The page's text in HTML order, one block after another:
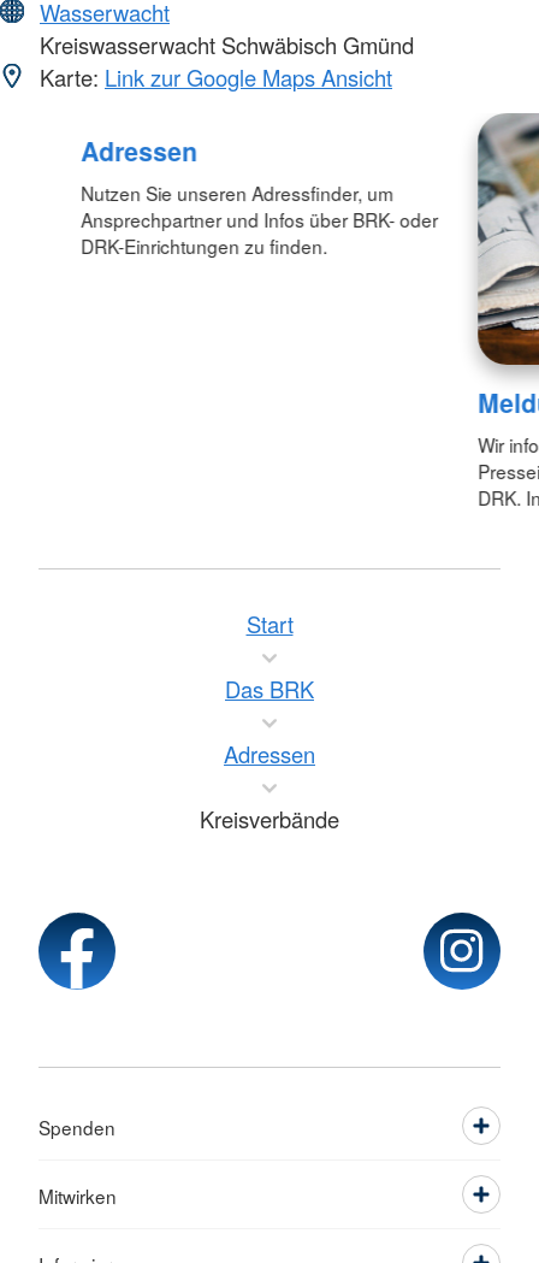
Wasserwacht
Kreiswasserwacht Schwäbisch Gmünd
Karte: Link zur Google Maps Ansicht
Adressen
Nutzen Sie unseren Adressfinder, um
Ansprechpartner und Infos über BRK- oder
DRK-Einrichtungen zu finden.
Wir
DRK.
Start
Das BRK
Adressen
Kreisverbände
Spenden
Mitwirken